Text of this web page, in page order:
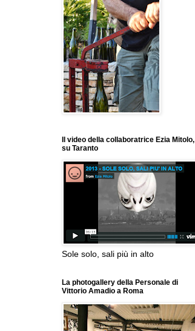
Il video della collaboratrice Ezia Mitolo,
su Taranto
Sole solo, sali più in alto
La photogallery della Personale di
Vittorio Amadio a Roma